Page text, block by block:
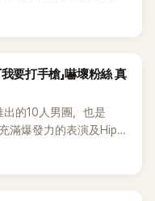
7年後宣布解散，成員各
乎素顏入鏡的真實模
要打手槍」嚇壞粉絲 真
的10人男團，也是
滿爆發力的表演及Hip-
內外粉絲，近年也陸續